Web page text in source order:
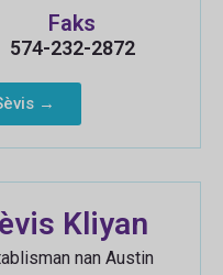
Faks
574-232-2872
→
Kliyan
nan Austin